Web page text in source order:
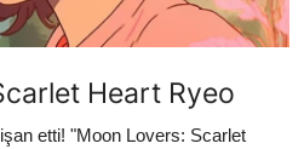
Heart Ryeo
etti! "Moon Lovers: Scarlet